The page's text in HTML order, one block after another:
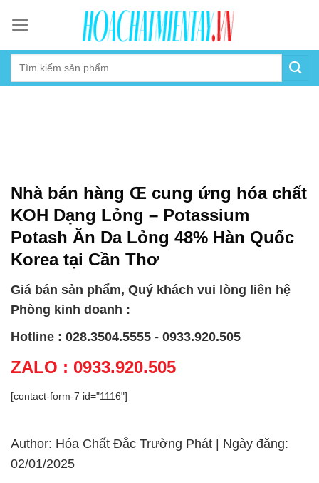
content
Nhà bán hàng Œ cung ứng hóa chất
KOH Dạng Lỏng – Potassium
Potash Ăn Da Lỏng 48% Hàn Quốc
Korea tại Cần Thơ
Giá bán sản phẩm, Quý khách vui lòng liên hệ
Phòng kinh doanh :
Hotline : 028.3504.5555 - 0933.920.505
ZALO : 0933.920.505
[contact-form-7 id="1116"]
Author: Hóa Chất Đắc Trường Phát | Ngày đăng:
02/01/2025